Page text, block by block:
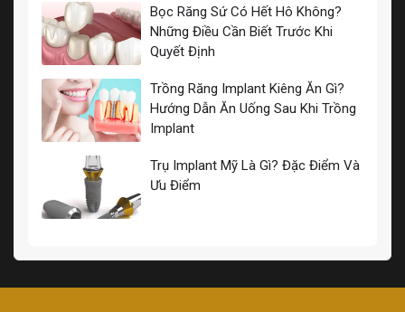
Bọc Răng Sứ Có Hết Hô Không?
Những Điều Cần Biết Trước Khi
Quyết Định
Trồng Răng Implant Kiêng Ăn Gì?
Hướng Dẫn Ăn Uống Sau Khi Trồng
Implant
Trụ Implant Mỹ Là Gì? Đặc Điểm Và
Ưu Điểm